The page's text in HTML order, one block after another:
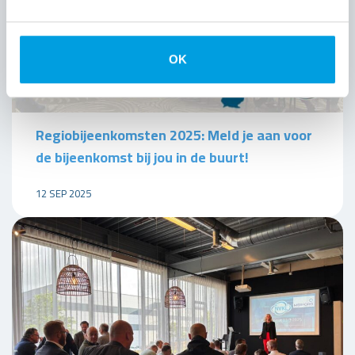
OK
Regiobijeenkomsten 2025: Meld je aan voor
de bijeenkomst bij jou in de buurt!
12 SEP 2025